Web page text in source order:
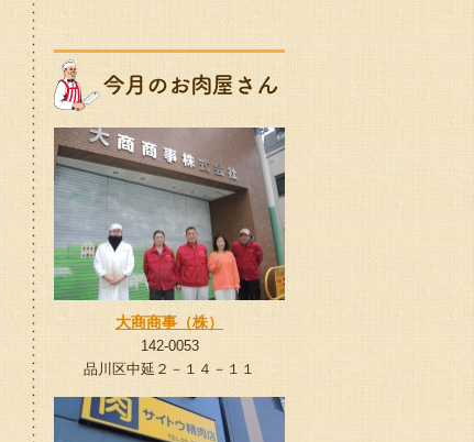
大商商事（株）
142-0053
品川区中延２－１４－１１